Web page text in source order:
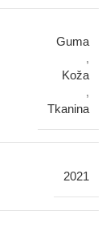
Guma
,
Koža
,
Tkanina
2021